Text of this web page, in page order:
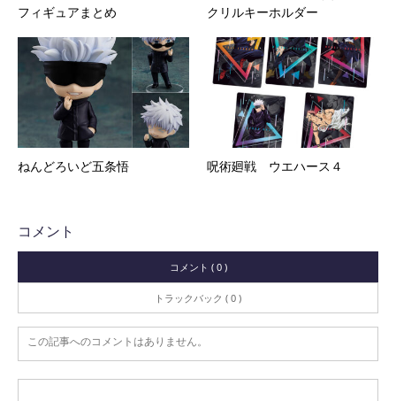
フィギュアまとめ
クリルキーホルダー
ねんどろいど五条悟 呪術廻戦 ウエハース４
コメント
コメント ( 0 )
トラックバック ( 0 )
この記事へのコメントはありません。